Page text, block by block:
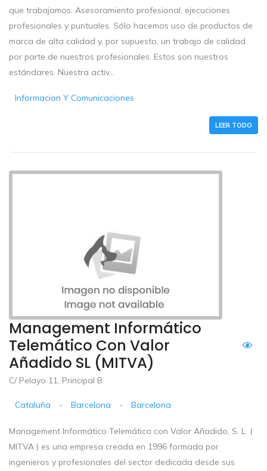
que trabajamos. Asesoramiento profesional, ejecuciones
profesionales y puntuales. Sólo hacemos uso de productos de
marca de alta calidad y, por supuesto, un trabajo de calidad
por parte de nuestros profesionales. Estos son nuestros
estándares. Nuestra activ...
Informacion Y Comunicaciones
LEER TODO
Management Informático
Telemático Con Valor
Añadido SL (MITVA)
C/ Pelayo 11, Principal B
Cataluña - Barcelona - Barcelona
Management Informático Telemático con Valor Añadido, S. L. (
MITVA ) es una empresa creada en 1996 formada por
ingenieros y profesionales del sector dedicada desde sus